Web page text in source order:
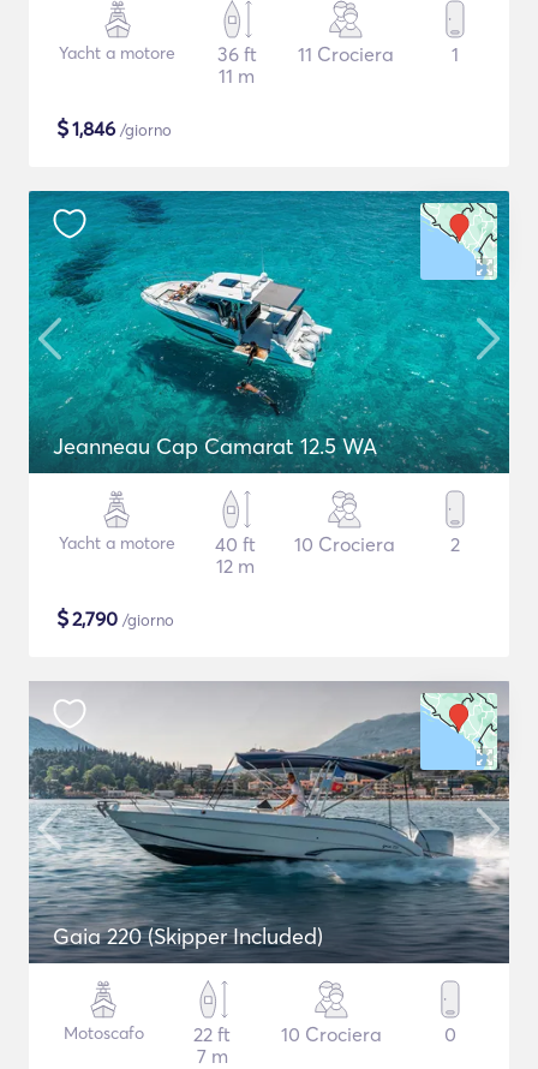
Yacht a motore
36 ft
11 m
11 Crociera 1
$1,846 /giorno
Jeanneau Cap Camarat 12.5 WA
Yacht a motore
40 ft
12 m
10 Crociera 2
$2,790 /giorno
Gaia 220 (Skipper Included)
Motoscafo
22 ft
7 m
10 Crociera 0